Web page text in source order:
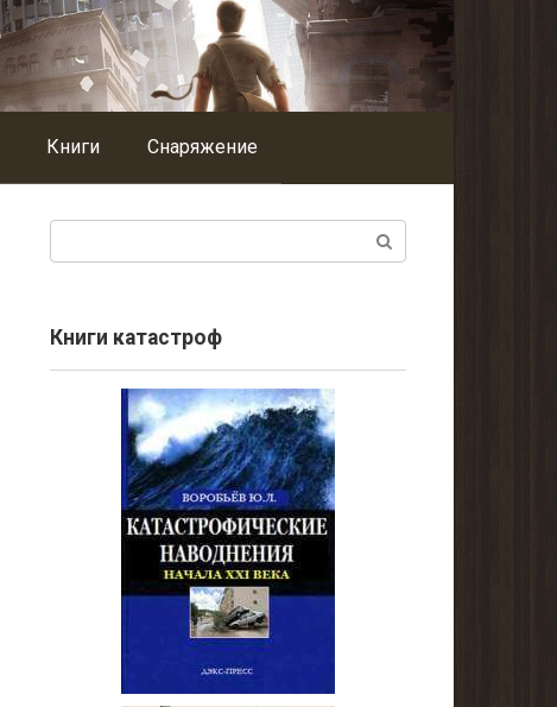
Книги Снаряжение
Книги катастроф